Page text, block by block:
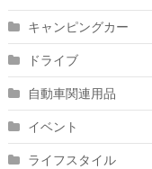
キャンピングカー
ドライブ
自動車関連用品
イベント
ライフスタイル